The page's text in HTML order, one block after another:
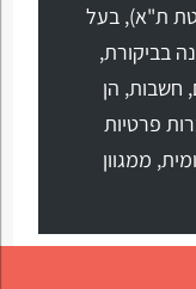
ת"א), בעל
של מעל 20 שנה בביקורת,
חשבות, הן
פרטיות
ממגוון